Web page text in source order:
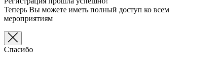
Теперь Вы можете иметь полный доступ ко всем
мероприятиям
Спасибо